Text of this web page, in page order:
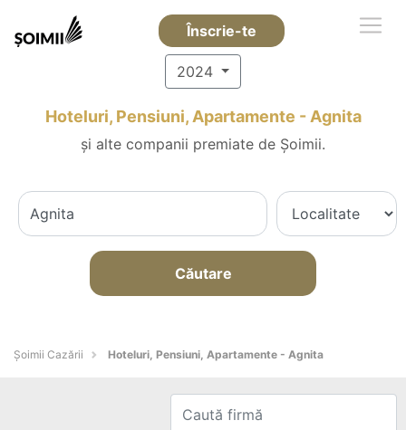
Înscrie-te
2024
Hoteluri, Pensiuni, Apartamente - Agnita
și alte companii premiate de Șoimii.
Căutare
Șoimii Cazării Hoteluri, Pensiuni, Apartamente - Agnita